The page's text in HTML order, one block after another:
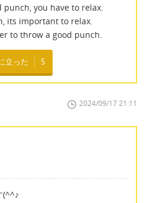
you have to relax.
its important to relax.
to throw a good punch.
立った 5
2024/09/17 21:11
(^^♪